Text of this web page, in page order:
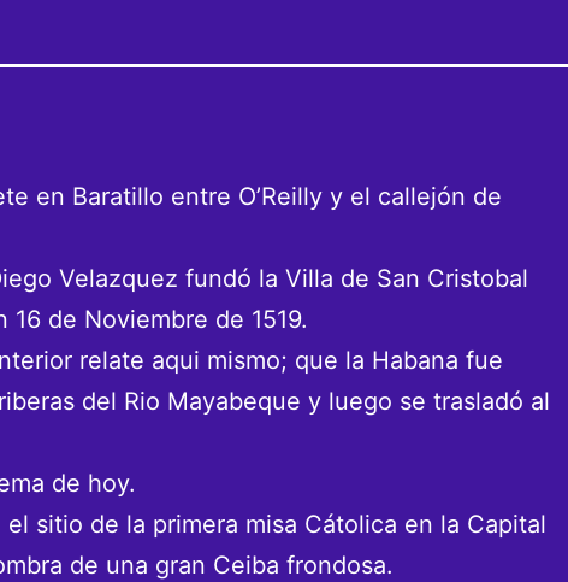
en Baratillo entre O’Reilly y el callejón de
Velazquez fundó la Villa de San Cristobal
16 de Noviembre de 1519.
relate aqui mismo; que la Habana fue
del Rio Mayabeque y luego se trasladó al
de hoy.
el sitio de la primera misa Cátolica en la Capital
de una gran Ceiba frondosa.